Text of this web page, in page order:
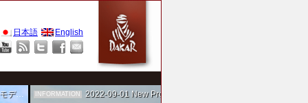
日本語 English
担当 INFORMATION 2022-09-01 New Project！ 未来SUMIKA実験箱